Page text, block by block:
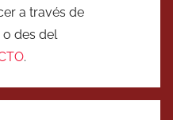
a través de
o des del
.